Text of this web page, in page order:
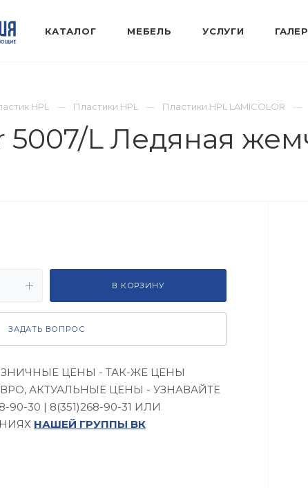
КАТАЛОГ МЕБЕЛЬ УСЛУГИ
HPL Пластики HPL Пластики HPL LAMICOLOR
5007/L Ледяная
В КОРЗИНУ
ЗАДАТЬ ВОПРОС
ЦЕНЫ - ТАК-ЖЕ ЦЕНЫ
АКТУАЛЬНЫЕ ЦЕНЫ - УЗНАВАЙТЕ
30 | 8(351)268-90-31 ИЛИ
НАШЕЙ ГРУППЫ ВК